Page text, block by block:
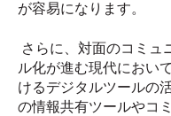
が容易になります。
さらに、対面のコミュ
ル化が進む現代において
けるデジタルツールの
の情報共有ツールやコ